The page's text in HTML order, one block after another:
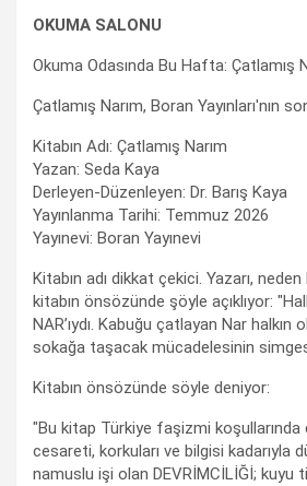
OKUMA SALONU
Okuma Odasında Bu Hafta: Çatlamış
Çatlamış Narım, Boran Yayınları'nın
Kitabın Adı: Çatlamış Narım
Yazan: Seda Kaya
Derleyen-Düzenleyen: Dr. Barış Kaya
Yayınlanma Tarihi: Temmuz 2026
Yayınevi: Boran Yayınevi
Kitabın adı dikkat çekici. Yazarı,
kitabın önsözünde şöyle açıklıyor:
NAR’ıydı. Kabuğu çatlayan Nar halkın
sokağa taşacak mücadelesinin
Kitabın önsözünde söyle deniyor:
"Bu kitap Türkiye faşizmi koşullarında
cesareti, korkuları ve bilgisi kadarıyla
namuslu işi olan DEVRİMCİLİĞİ; kuyu